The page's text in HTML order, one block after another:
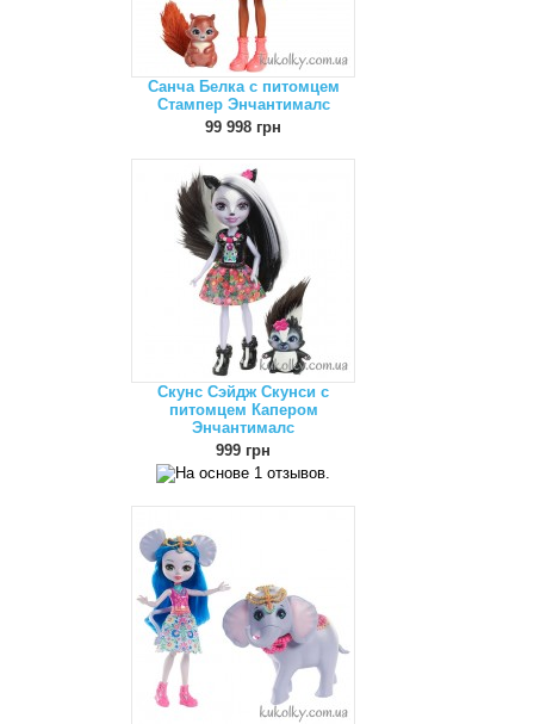
Санча Белка с питомцем
Стампер Энчантималс
99 998 грн
Скунс Сэйдж Скунси с
питомцем Капером
Энчантималс
999 грн